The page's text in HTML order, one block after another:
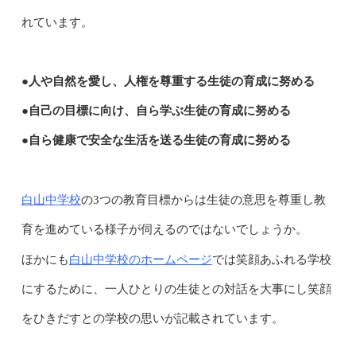
れています。
●人や自然を愛し、人権を尊重する生徒の育成に努める
●自己の目標に向け、自ら学ぶ生徒の育成に努める
●自ら健康で安全な生活を送る生徒の育成に努める
白山中学校の3つの教育目標からは生徒の意思を尊重し教
育を進めている様子が伺えるのではないでしょうか。
ほかにも白山中学校のホームページでは笑顔あふれる学校
にするために、一人ひとりの生徒との対話を大事にし笑顔
をひきだすとの学校の思いが記載されています。